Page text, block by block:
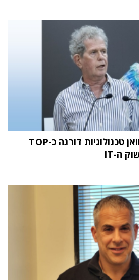
מחקר STKI השנתי: וואן טכנולוגיות דורגה כ-TOP